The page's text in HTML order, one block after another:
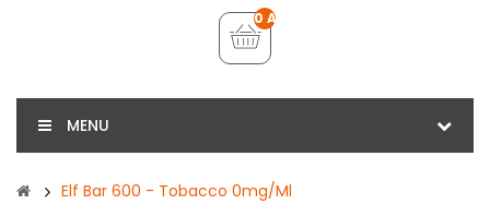
0 Artikel - €0,00
MENU
Elf Bar 600 - Tobacco 0mg/ml